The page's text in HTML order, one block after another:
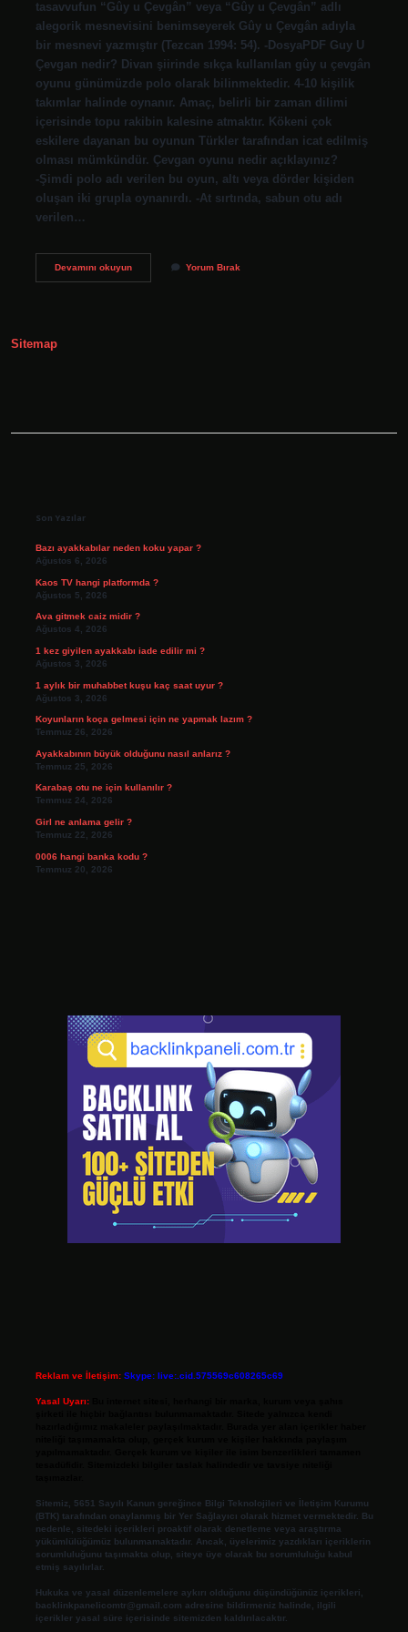
tasavvufun “Gûy u Çevgân” veya “Gûy u Çevgân” adlı
alegorik mesnevisini benimseyerek Gûy u Çevgân adıyla
bir mesnevi yazmıştır (Tezcan 1994: 54). -DosyaPDF Guy U
Çevgan nedir? Divan şiirinde sıkça kullanılan gûy u çevgân
oyunu günümüzde polo olarak bilinmektedir. 4-10 kişilik
takımlar halinde oynanır. Amaç, belirli bir zaman dilimi
içerisinde topu rakibin kalesine atmaktır. Kökeni çok
eskilere dayanan bu oyunun Türkler tarafından icat edilmiş
olması mümkündür. Çevgan oyunu nedir açıklayınız?
-Şimdi polo adı verilen bu oyun, altı veya dörder kişiden
oluşan iki grupla oynanırdı. -At sırtında, sabun otu adı
verilen…
Devamını okuyunGuyu
Yorum Bırak
Sitemap
Son Yazılar
Bazı ayakkabılar neden koku yapar ?
Ağustos 6, 2026
Kaos TV hangi platformda ?
Ağustos 5, 2026
Ava gitmek caiz midir ?
Ağustos 4, 2026
1 kez giyilen ayakkabı iade edilir mi ?
Ağustos 3, 2026
1 aylık bir muhabbet kuşu kaç saat uyur ?
Ağustos 3, 2026
Koyunların koça gelmesi için ne yapmak lazım ?
Temmuz 26, 2026
Ayakkabının büyük olduğunu nasıl anlarız ?
Temmuz 25, 2026
Karabaş otu ne için kullanılır ?
Temmuz 24, 2026
Girl ne anlama gelir ?
Temmuz 22, 2026
0006 hangi banka kodu ?
Temmuz 20, 2026
Reklam ve İletişim: Skype: live:.cid.575569c608265c69
Yasal Uyarı:
Sitemiz, 5651 Sayılı Kanun gereğince Bilgi Teknolojileri ve İletişim Kurumu
(BTK) tarafından onaylanmış bir Yer Sağlayıcı olarak hizmet vermektedir. Bu
nedenle, sitedeki içerikleri proaktif olarak denetleme veya araştırma
yükümlülüğümüz bulunmamaktadır. Ancak, üyelerimiz yazdıkları içeriklerin
sorumluluğunu taşımakta olup, siteye üye olarak bu sorumluluğu kabul
etmiş sayılırlar.
Hukuka ve yasal düzenlemelere aykırı olduğunu düşündüğünüz içerikleri,
backlinkpanelicomtr@gmail.com adresine bildirmeniz halinde, ilgili
içerikler yasal süre içerisinde sitemizden kaldırılacaktır.